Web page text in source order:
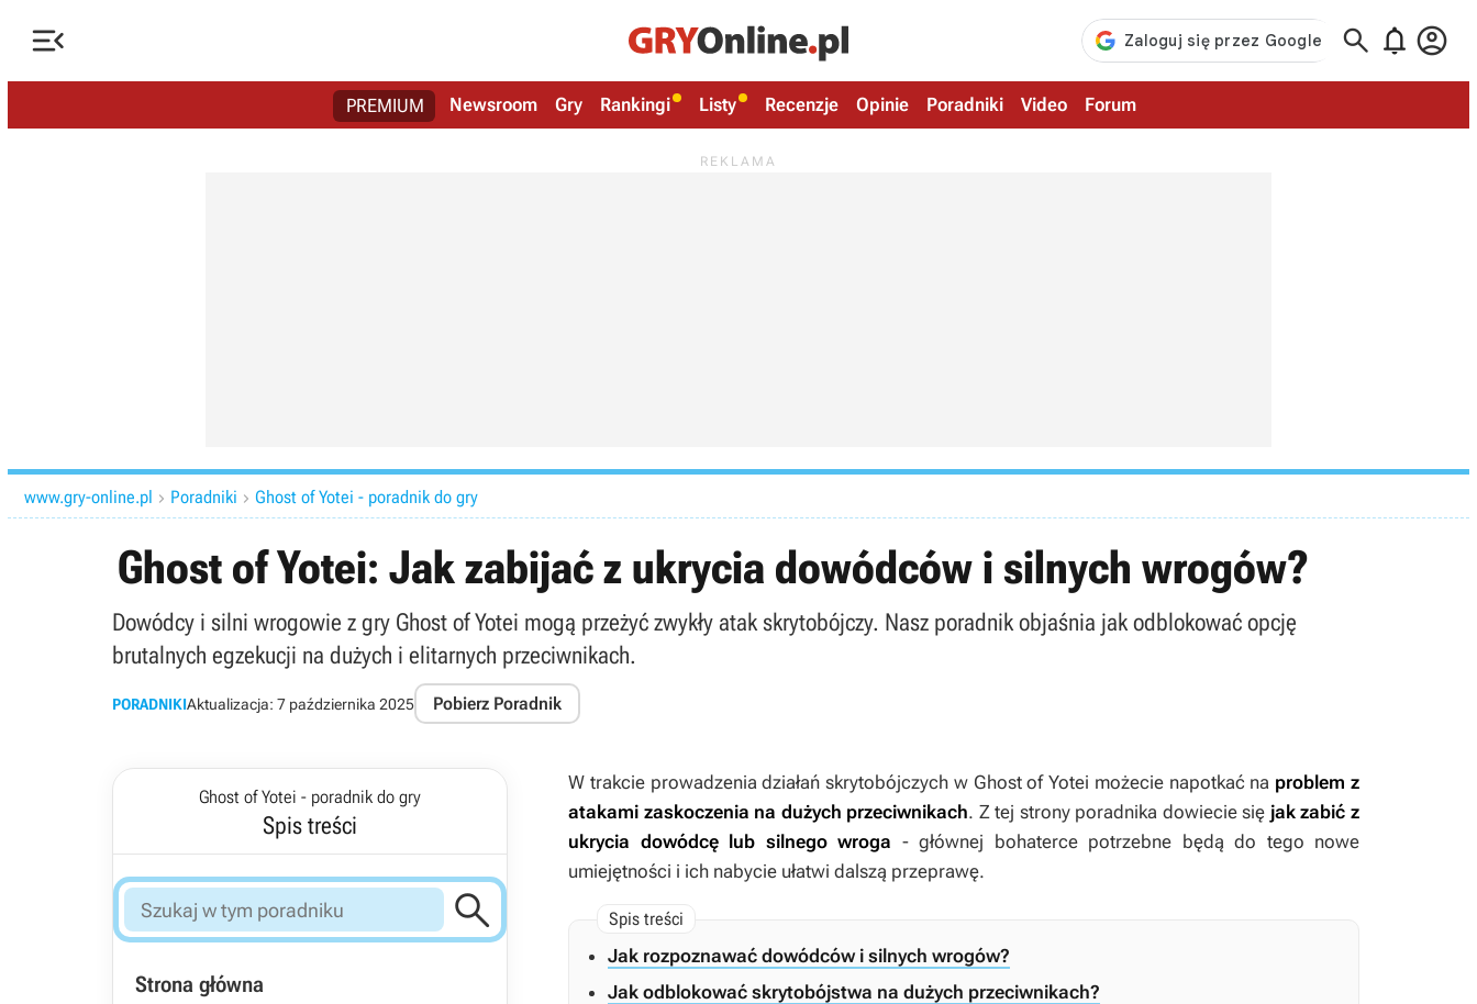
   
PREMIUM Newsroom Gry Rankingi Listy Recenzje Opinie Poradniki Video Forum
www.gry-online.pl  Poradniki  Ghost of Yotei - poradnik do gry
Ghost of Yotei: Jak zabijać z ukrycia dowódców i silnych wrogów?
Dowódcy i silni wrogowie z gry Ghost of Yotei mogą przeżyć zwykły atak skrytobójczy. Nasz poradnik objaśnia jak odblokować opcję
brutalnych egzekucji na dużych i elitarnych przeciwnikach.
PORADNIKIAktualizacja: 7 października 2025 Pobierz Poradnik
Ghost of Yotei - poradnik do gry
Spis treści

Strona główna
W trakcie prowadzenia działań skrytobójczych w Ghost of Yotei możecie napotkać na problem z
atakami zaskoczenia na dużych przeciwnikach. Z tej strony poradnika dowiecie się jak zabić z
ukrycia dowódcę lub silnego wroga - głównej bohaterce potrzebne będą do tego nowe
umiejętności i ich nabycie ułatwi dalszą przeprawę.
Jak rozpoznawać dowódców i silnych wrogów?
Jak odblokować skrytobójstwa na dużych przeciwnikach?